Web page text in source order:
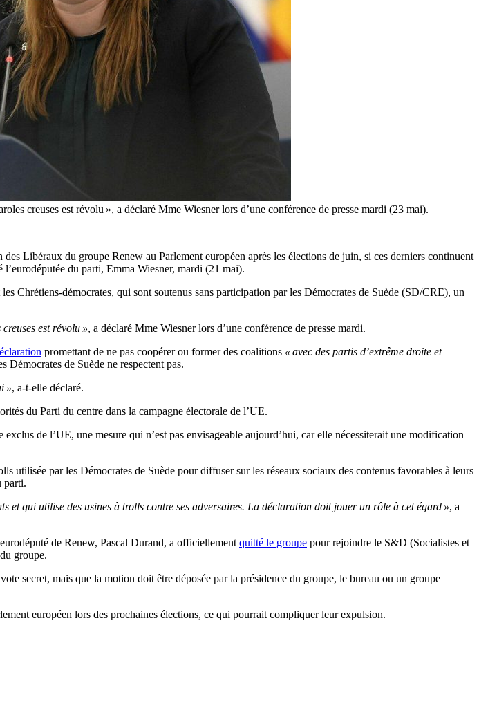
creuses est révolu », a déclaré Mme Wiesner lors d’une conférence de presse mardi (23 mai).
des Libéraux du groupe Renew au Parlement européen après les élections de juin, si ces derniers continuent
du parti, Emma Wiesner, mardi (21 mai).
Chrétiens-démocrates, qui sont soutenus sans participation par les Démocrates de Suède (SD/CRE), un
est révolu », a déclaré Mme Wiesner lors d’une conférence de presse mardi.
promettant de ne pas coopérer ou former des coalitions « avec des partis d’extrême droite et
Démocrates de Suède ne respectent pas.
», a-t-elle déclaré.
du Parti du centre dans la campagne électorale de l’UE.
de l’UE, une mesure qui n’est pas envisageable aujourd’hui, car elle nécessiterait une modification
utilisée par les Démocrates de Suède pour diffuser sur les réseaux sociaux des contenus favorables à leurs
parti.
et qui utilise des usines à trolls contre ses adversaires. La déclaration doit jouer un rôle à cet égard », a
de Renew, Pascal Durand, a officiellement quitté le groupe pour rejoindre le S&D (Socialistes et
groupe.
secret, mais que la motion doit être déposée par la présidence du groupe, le bureau ou un groupe
européen lors des prochaines élections, ce qui pourrait compliquer leur expulsion.